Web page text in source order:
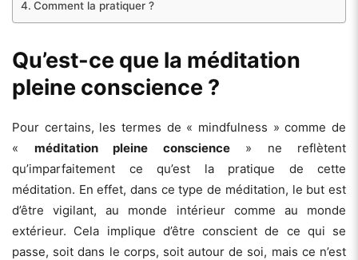
Comment la pratiquer ?
Qu’est-ce que la méditation
pleine conscience ?
Pour certains, les termes de « mindfulness » comme de
« méditation pleine conscience» ne reflètent
qu’imparfaitement ce qu’est la pratique de cette
méditation. En effet, dans ce type de méditation, le but est
d’être vigilant, au monde intérieur comme au monde
extérieur. Cela implique d’être conscient de ce qui se
passe, soit dans le corps, soit autour de soi, mais ce n’est